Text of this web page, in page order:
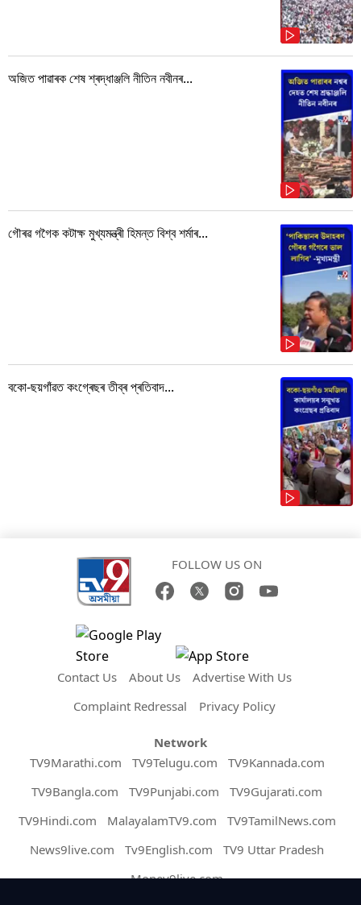
অজিত পাৱাৰক শেষ শ্ৰদ্ধাঞ্জলি নীতিন নবীনৰ...
গৌৰৱ গগৈক কটাক্ষ মুখ্যমন্ত্ৰী হিমন্ত বিশ্ব শৰ্মাৰ...
বকো-ছয়গাঁৱত কংগ্ৰেছৰ তীব্ৰ প্ৰতিবাদ...
FOLLOW US ON
Contact Us About Us
Advertise With Us
Complaint Redressal
Privacy Policy
Network
TV9Marathi.com
TV9Telugu.com
TV9Kannada.com
TV9Bangla.com
TV9Punjabi.com
TV9Gujarati.com
TV9Hindi.com
MalayalamTV9.com
TV9TamilNews.com
News9live.com
Tv9English.com
TV9 Uttar Pradesh
Money9live.com